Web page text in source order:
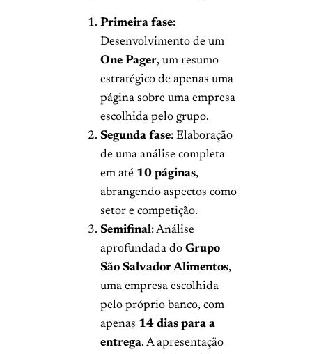
Primeira fase:
Desenvolvimento de um
One Pager, um resumo
estratégico de apenas uma
página sobre uma empresa
escolhida pelo grupo.
Segunda fase: Elaboração
de uma análise completa
em até 10 páginas,
abrangendo aspectos como
setor e competição.
Semifinal: Análise
aprofundada do Grupo
São Salvador Alimentos,
uma empresa escolhida
pelo próprio banco, com
apenas 14 dias para a
entrega. A apresentação